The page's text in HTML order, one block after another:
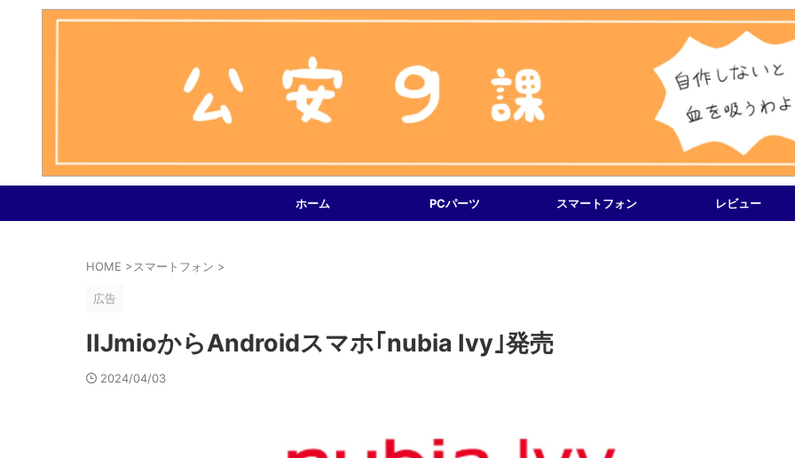
ホーム PCパーツ スマートフォン レビュー
HOME >スマートフォン >
広告
IIJmioからAndroidスマホ｢nubia Ivy｣発売
2024/04/03